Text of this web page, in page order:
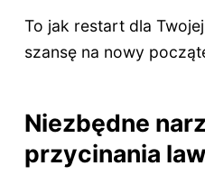
To jak restart dla
szansę na nowy
Niezbędne
przycinania